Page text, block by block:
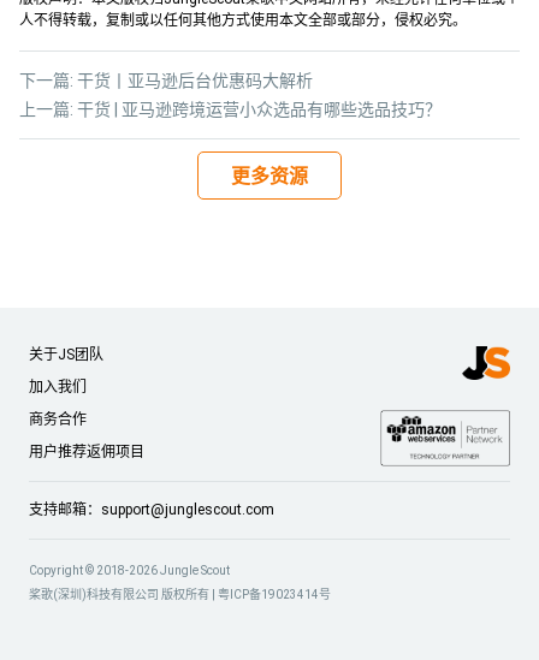
人不得转载，复制或以任何其他方式使用本文全部或部分，侵权必究。
上一篇: 干货 | 亚马逊跨境运营小众选品有哪些选品技巧？
下一篇: 干货丨亚马逊后台优惠码大解析
更多资源
关于JS团队
加入我们
商务合作
用户推荐返佣项目
支持邮箱： support@junglescout.com
Copyright © 2018-2026 Jungle Scout
桨歌(深圳)科技有限公司 版权所有 | 粤ICP备19023414号